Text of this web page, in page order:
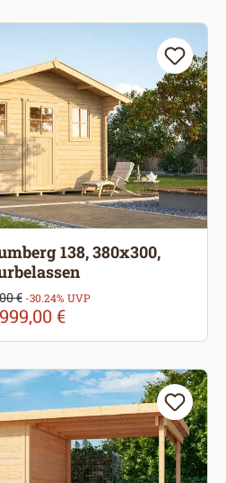
138, 380x300,
€
Preis:
€ -30.24% UVP